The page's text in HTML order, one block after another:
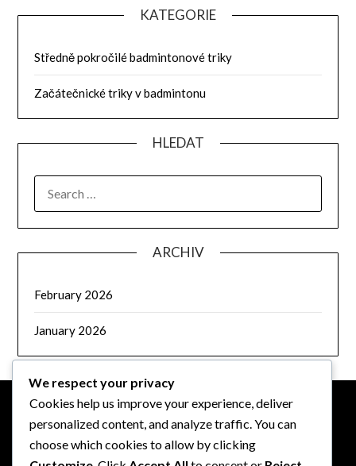
KATEGORIE
Středně pokročilé badmintonové triky
Začátečnické triky v badmintonu
HLEDAT
FOR:
ARCHIV
February 2026
January 2026
PRÁVNÍ INFORMACE
We respect your privacy
Cookies help us improve your experience, deliver
personalized content, and analyze traffic. You can
choose which cookies to allow by clicking